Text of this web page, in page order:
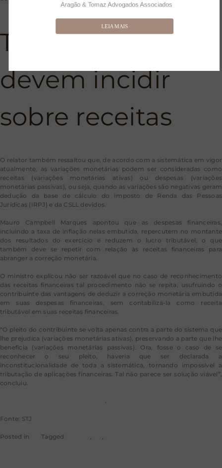
Tributos também
devem incidir
sobre receitas
O relator também ressaltou que, de acordo com a sistemática em vigor
atualmente, as variações monetárias podem ser consideradas como
receitas (variações monetárias ativas) ou despesas (variações
monetárias passivas), ou seja, quando as variações são negativas geram
dedução da base de cálculo do Imposto de Renda das Pessoas
Jurídicas (IRPJ) e da CSLL devidos.
Mauro Campbell Marques apontou que as despesas financeiras,
incluindo a taxa de inflação nelas embutida, repercutem no montante
dos resultados do exercício e reduzem o lucro tributável, o que
também deve se repetir com relação às receitas financeiras para
abranger a correção monetária.
O ministro explicou não ser razoável que no caso de reconhecimento
das receitas financeiras tal procedimento não se repita, usufruindo o
contribuinte das vantagens de deduzir a correção monetária embutida
em suas despesas financeiras, sem contabilizá-la como receita
tributável em suas receitas financeiras.
“O pleito do contribuinte se volta apenas contra a parte do sistema que
lhe prejudica (variações monetárias ativas), preservando a parte que lhe
beneficia (variações monetárias passivas). Ora, fosse o caso de se
reconhecer o seu pleito, haveria que ser declarada a
inconstitucionalidade de toda a sistemática, tornando impossível a
tributação de aplicações financeiras. Tal não parece ser solução viável”,
concluiu.
.
Fonte: STJ
Posted in STJTagged , ,
Aragão & Tomaz Advogados Associados
LEIA MAIS